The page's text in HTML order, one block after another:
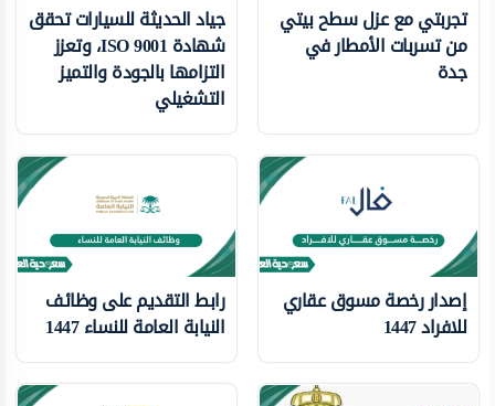
تجربتي مع عزل سطح بيتي
من تسربات الأمطار في
جدة
جياد الحديثة للسيارات تحقق
شهادة ISO 9001، وتعزز
التزامها بالجودة والتميز
التشغيلي
إصدار رخصة مسوق عقاري
للافراد 1447
رابط التقديم على وظائف
النيابة العامة للنساء 1447